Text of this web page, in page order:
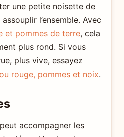
une petite noisette de
l’ensemble. Avec
et pommes de terre, cela
plus rond. Si vous
plus vive, essayez
rouge, pommes et noix.
accompagner les